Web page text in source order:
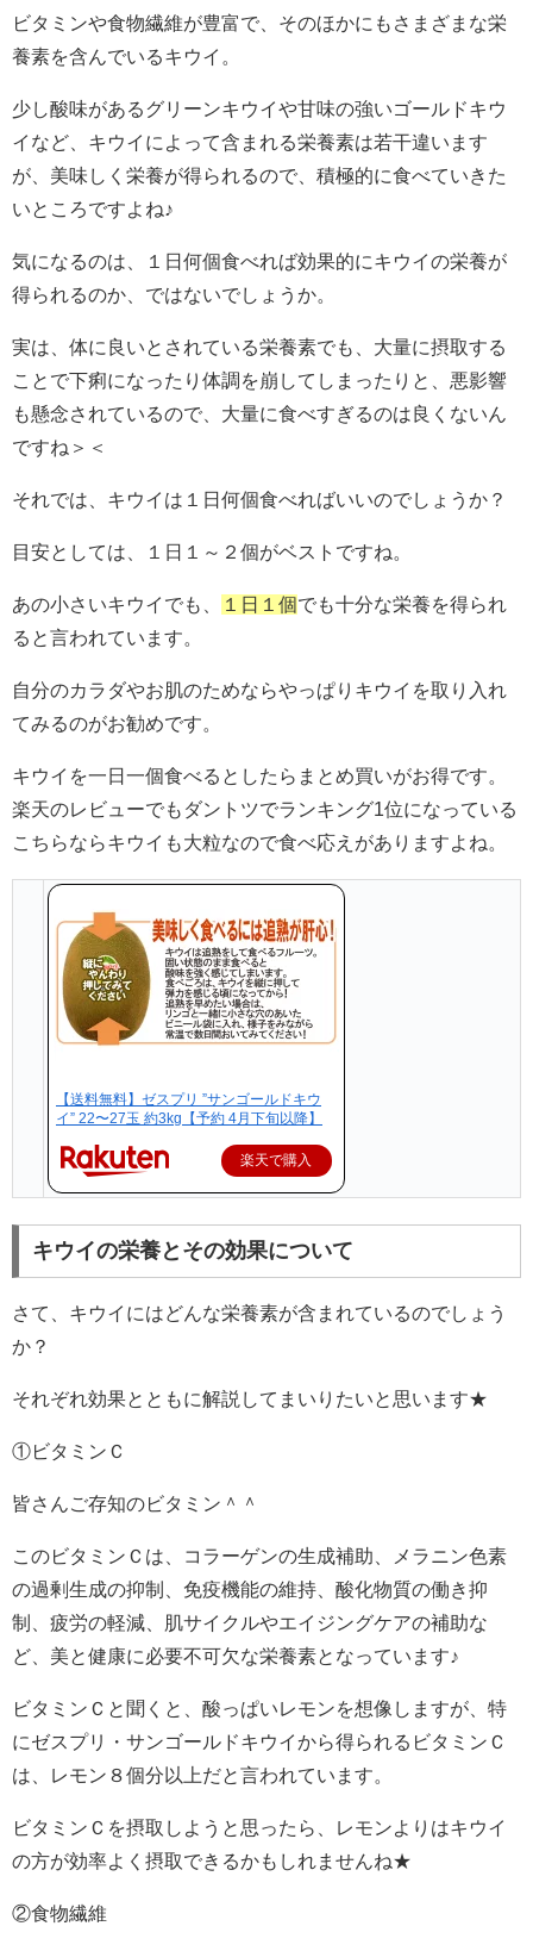
ビタミンや食物繊維が豊富で、そのほかにもさまざまな栄
養素を含んでいるキウイ。
少し酸味があるグリーンキウイや甘味の強いゴールドキウ
イなど、キウイによって含まれる栄養素は若干違います
が、美味しく栄養が得られるので、積極的に食べていきた
いところですよね♪
気になるのは、１日何個食べれば効果的にキウイの栄養が
得られるのか、ではないでしょうか。
実は、体に良いとされている栄養素でも、大量に摂取する
ことで下痢になったり体調を崩してしまったりと、悪影響
も懸念されているので、大量に食べすぎるのは良くないん
ですね＞＜
それでは、キウイは１日何個食べればいいのでしょうか？
目安としては、１日１～２個がベストですね。
あの小さいキウイでも、 １日１個でも十分な栄養を得られ
ると言われています。
自分のカラダやお肌のためならやっぱりキウイを取り入れ
てみるのがお勧めです。
キウイを一日一個食べるとしたらまとめ買いがお得です。
楽天のレビューでもダントツでランキング1位になっている
こちらならキウイも大粒なので食べ応えがありますよね。
【送料無料】ゼスプリ ”サンゴールドキウ
イ” 22〜27玉 約3kg【予約 4月下旬以降】
楽天で購入
キウイの栄養とその効果について
さて、キウイにはどんな栄養素が含まれているのでしょう
か？
それぞれ効果とともに解説してまいりたいと思います★
①ビタミンＣ
皆さんご存知のビタミン＾＾
このビタミンＣは、コラーゲンの生成補助、メラニン色素
の過剰生成の抑制、免疫機能の維持、酸化物質の働き抑
制、疲労の軽減、肌サイクルやエイジングケアの補助な
ど、美と健康に必要不可欠な栄養素となっています♪
ビタミンＣと聞くと、酸っぱいレモンを想像しますが、特
にゼスプリ・サンゴールドキウイから得られるビタミンＣ
は、レモン８個分以上だと言われています。
ビタミンＣを摂取しようと思ったら、レモンよりはキウイ
の方が効率よく摂取できるかもしれませんね★
②食物繊維